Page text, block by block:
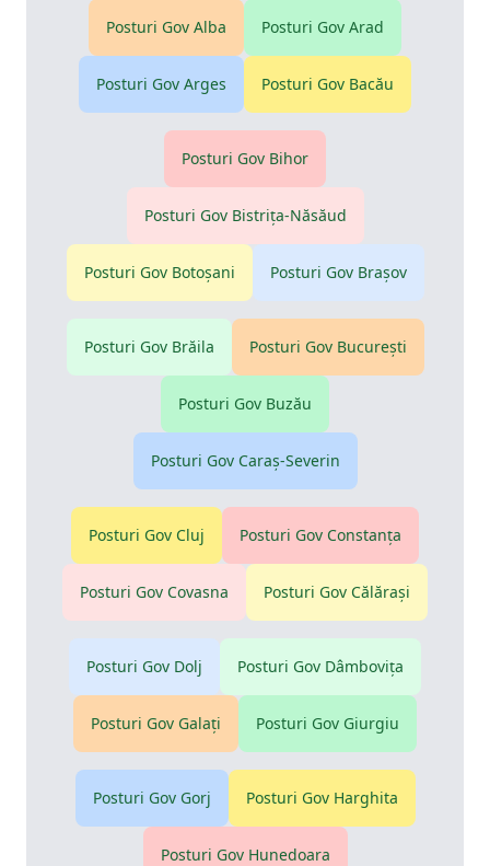
Posturi Gov Alba Posturi Gov Arad
Posturi Gov Arges Posturi Gov Bacău
Posturi Gov Bihor
Posturi Gov Bistriţa-Năsăud
Posturi Gov Botoşani Posturi Gov Braşov
Posturi Gov Brăila Posturi Gov Bucureşti
Posturi Gov Buzău
Posturi Gov Caraş-Severin
Posturi Gov Cluj Posturi Gov Constanţa
Posturi Gov Covasna Posturi Gov Călăraşi
Posturi Gov Dolj Posturi Gov Dâmboviţa
Posturi Gov Galaţi Posturi Gov Giurgiu
Posturi Gov Gorj Posturi Gov Harghita
Posturi Gov Hunedoara